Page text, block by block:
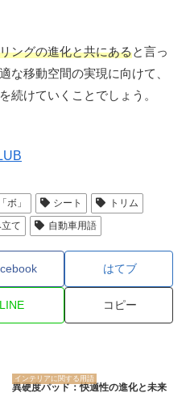
ングの進化と共にあると言っ
な移動空間の実現に向けて、
続けていくことでしょう。
「ボ」 シート
トリム
て 自動車用語
はてブ
LINE コピー
インテリアに関する用語
異硬度パッド：快適性の進化と未来